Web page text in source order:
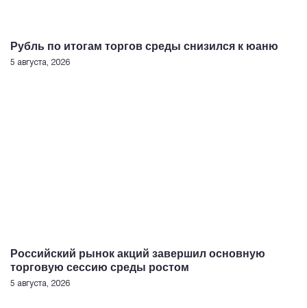
Рубль по итогам торгов среды снизился к юаню
5 августа, 2026
Российский рынок акций завершил основную
торговую сессию среды ростом
5 августа, 2026